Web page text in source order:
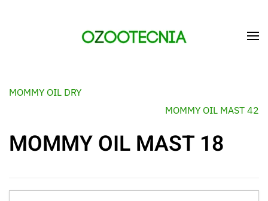
Skip to main content
MOMMY OIL DRY
MOMMY OIL MAST 42
MOMMY OIL MAST 18